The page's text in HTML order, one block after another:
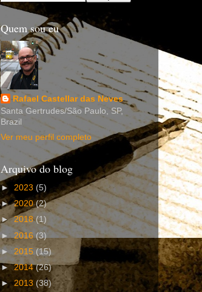
Quem sou eu
Rafael Castellar das Neves
Santa Gertrudes/São Paulo, SP,
Brazil
Ver meu perfil completo
Arquivo do blog
► 2023 (5)
►2020(2)
►2018(1)
► 2016 (3)
► 2015(15)
►2014(26)
►2013 (38)